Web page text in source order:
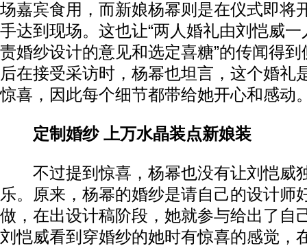
场嘉宾食用，而新娘杨幂则是在仪式即将
手达到现场。这也让“两人婚礼由刘恺威
责婚纱设计的意见和选定喜糖”的传闻得
后在接受采访时，杨幂也坦言，这个婚礼
惊喜，因此每个细节都带给她开心和感动
定制婚纱 上万水晶装点新娘装
不过提到惊喜，杨幂也没有让刘恺威
乐。原来，杨幂的婚纱是请自己的设计师
做，在出设计稿阶段，她就参与给出了自
刘恺威看到穿婚纱的她时有惊喜的感觉，